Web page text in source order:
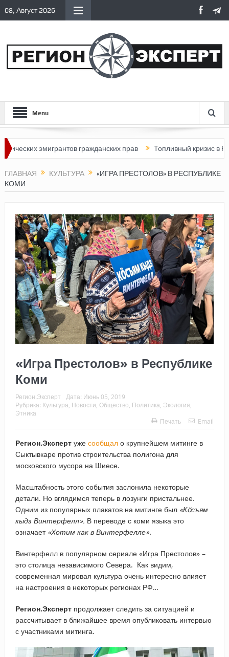
08, Август 2026
Menu
эмигрантов гражданских прав Топливный кризис в России
ГЛАВНАЯ КУЛЬТУРА
«ИГРА ПРЕСТОЛОВ» В РЕСПУБЛИКЕ
КОМИ
«Игра Престолов» в Республике
Коми
Регион.Эксперт Дата: Июнь 05, 2019
Рубрика: Культура Новости Общество Политика Экология
Этника
Печать
Email
Регион.Экспертуже сообщало крупнейшем митинге в
Сыктывкаре против строительства полигона для
московского мусора на Шиесе.
Масштабность этого события заслонила некоторые
детали. Но вглядимся теперь в лозунги пристальнее.
Одним из популярных плакатов на митинге был «Кöсъям
кыдз Винтерфелл». В переводе с коми языка это
означает «Хотим как в Винтерфелле».
Винтерфелл в популярном сериале «Игра Престолов» –
это столица независимого Севера. Как видим,
современная мировая культура очень интересно влияет
на настроения в некоторых регионах РФ…
Регион.Экспертпродолжает следить за ситуацией и
рассчитывает в ближайшее время опубликовать интервью
с участниками митинга.